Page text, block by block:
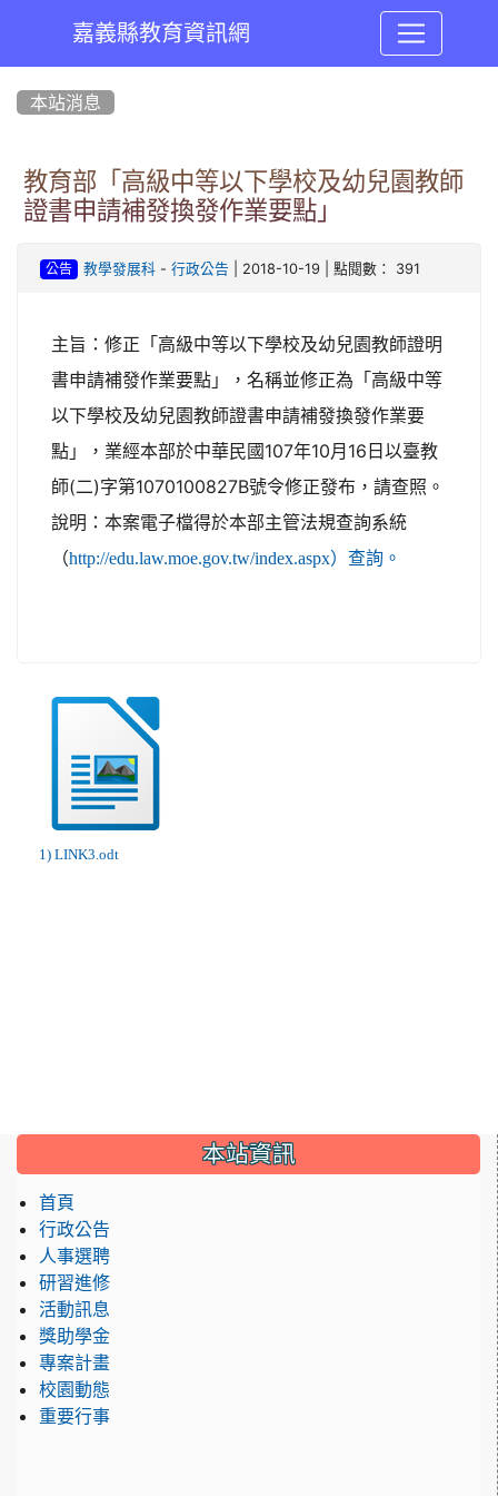
嘉義縣教育資訊網
本站消息
教育部「高級中等以下學校及幼兒園教師
證書申請補發換發作業要點」
公告 教學發展科- 行政公告 | 2018-10-19 | 點閱數： 391
主旨：修正「高級中等以下學校及幼兒園教師證明
書申請補發作業要點」，名稱並修正為「高級中等
以下學校及幼兒園教師證書申請補發換發作業要
點」，業經本部於中華民國107年10月16日以臺教
師(二)字第1070100827B號令修正發布，請查照。
說明：本案電子檔得於本部主管法規查詢系統
（http://edu.law.moe.gov.tw/index.aspx）查詢。
1) LINK3.odt
::: 本站資訊
首頁
行政公告
人事選聘
研習進修
活動訊息
獎助學金
專案計畫
校園動態
重要行事